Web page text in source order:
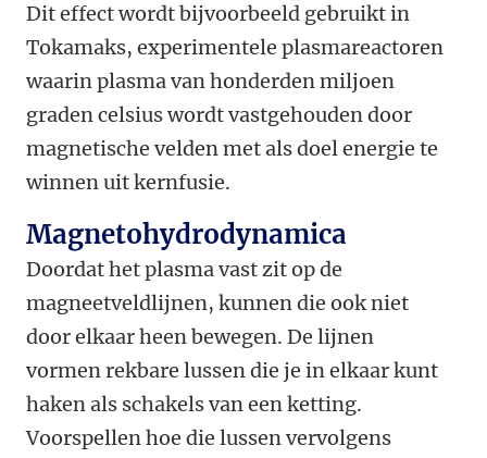
Dit effect wordt bijvoorbeeld gebruikt in
Tokamaks, experimentele plasmareactoren
waarin plasma van honderden miljoen
graden celsius wordt vastgehouden door
magnetische velden met als doel energie te
winnen uit kernfusie.
Magnetohydrodynamica
Doordat het plasma vast zit op de
magneetveldlijnen, kunnen die ook niet
door elkaar heen bewegen. De lijnen
vormen rekbare lussen die je in elkaar kunt
haken als schakels van een ketting.
Voorspellen hoe die lussen vervolgens